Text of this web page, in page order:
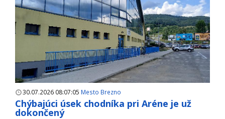
30.07.2026 08:07:05 Mesto Brezno
Chýbajúci úsek chodníka pri Aréne je už
dokončený